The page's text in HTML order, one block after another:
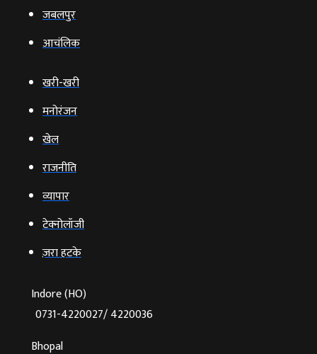
जबलपुर
आचंलिक
खरी-खरी
मनोरंजन
खेल
राजनीति
व्‍यापार
टेक्‍नोलॉजी
ज़रा हटके
Indore (HO)
0731-4220027/ 4220036
Bhopal